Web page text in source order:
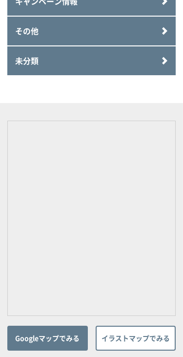
その他
未分類
Googleマップでみる イラストマップでみる